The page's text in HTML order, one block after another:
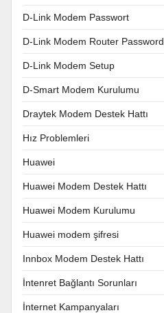
D-Link Modem Passwort
D-Link Modem Router Password
D-Link Modem Setup
D-Smart Modem Kurulumu
Draytek Modem Destek Hattı
Hız Problemleri
Huawei
Huawei Modem Destek Hattı
Huawei Modem Kurulumu
Huawei modem şifresi
Innbox Modem Destek Hattı
İntenret Bağlantı Sorunları
İnternet Kampanyaları